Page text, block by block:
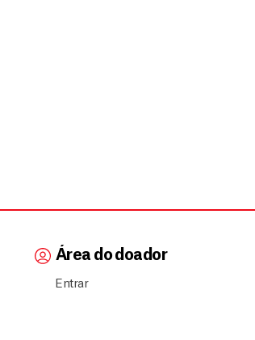
Área do doador
Entrar